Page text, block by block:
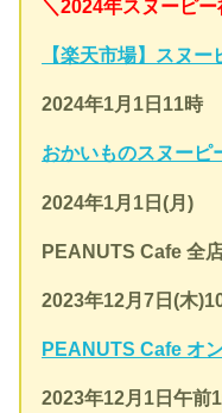
＼2024年スヌーピ
【楽天市場】スヌ
2024年1月1日11時
おかいものスヌーピ
2024年1月1日(月)
PEANUTS Cafe 全
2023年12月7日(木
PEANUTS Cafe オ
2023年12月1日午前